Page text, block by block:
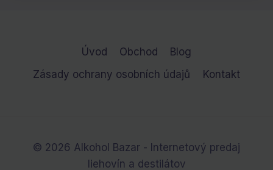
Úvod Obchod
Blog
Zásady ochrany osobních údajů
Kontakt
© 2026 Alkohol Bazar - Internetový predaj
liehovín a destilátov